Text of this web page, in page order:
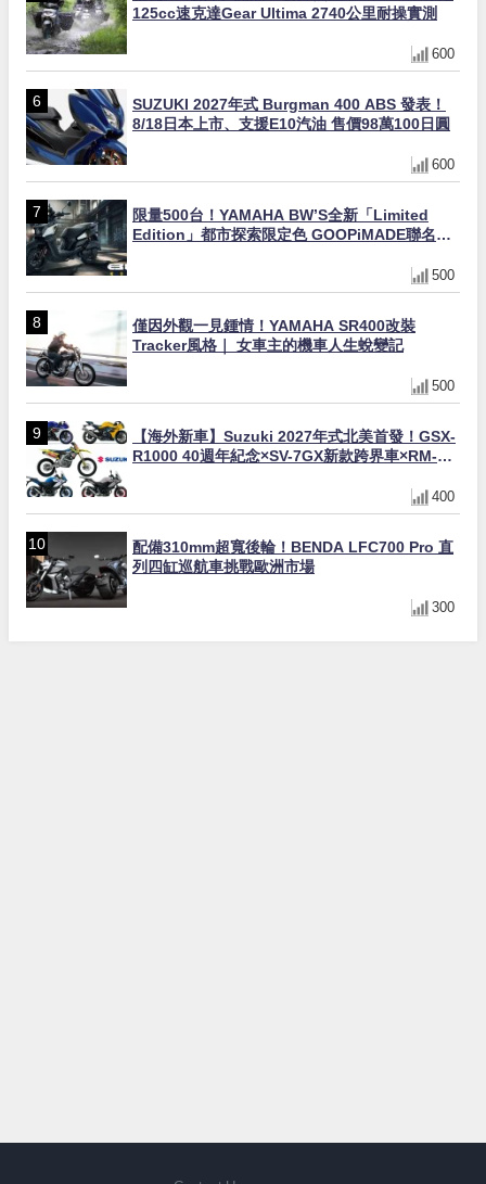
125cc速克達Gear Ultima 2740公里耐操實測
600
SUZUKI 2027年式 Burgman 400 ABS 發表！
8/18日本上市、支援E10汽油 售價98萬100日圓
600
限量500台！YAMAHA BW’S全新「Limited
Edition」都市探索限定色 GOOPiMADE聯名包
500
僅因外觀一見鍾情！YAMAHA SR400改裝
Tracker風格｜ 女車主的機車人生蛻變記
500
【海外新車】Suzuki 2027年式北美首發！GSX-
R1000 40週年紀念×SV-7GX新款跨界車×RM-
400
配備310mm超寬後輪！BENDA LFC700 Pro 直
列四缸巡航車挑戰歐洲市場
300